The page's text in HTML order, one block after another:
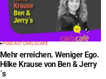
PODCAST CARLS CAFÉ
Mehr erreichen. Weniger Ego.
Hilke Krause von Ben & Jerry
´s